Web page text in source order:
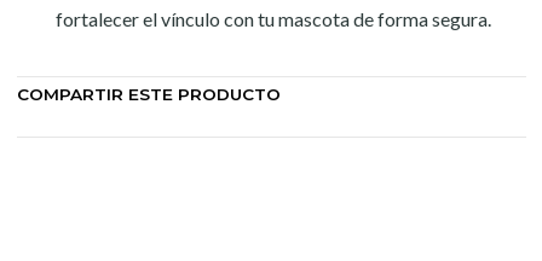
fortalecer el vínculo con tu mascota de forma segura.
COMPARTIR ESTE PRODUCTO